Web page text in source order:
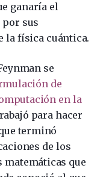
ganaría el
por sus
la física cuántica.
se
de
en la
para hacer
terminó
de los
matemáticas que